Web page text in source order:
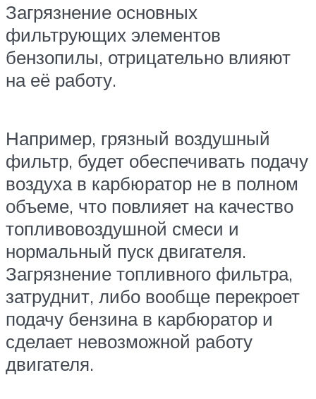
Загрязнение основных
фильтрующих элементов
бензопилы, отрицательно влияют
на её работу.
Например, грязный воздушный
фильтр, будет обеспечивать подачу
воздуха в карбюратор не в полном
объеме, что повлияет на качество
топливовоздушной смеси и
нормальный пуск двигателя.
Загрязнение топливного фильтра,
затруднит, либо вообще перекроет
подачу бензина в карбюратор и
сделает невозможной работу
двигателя.